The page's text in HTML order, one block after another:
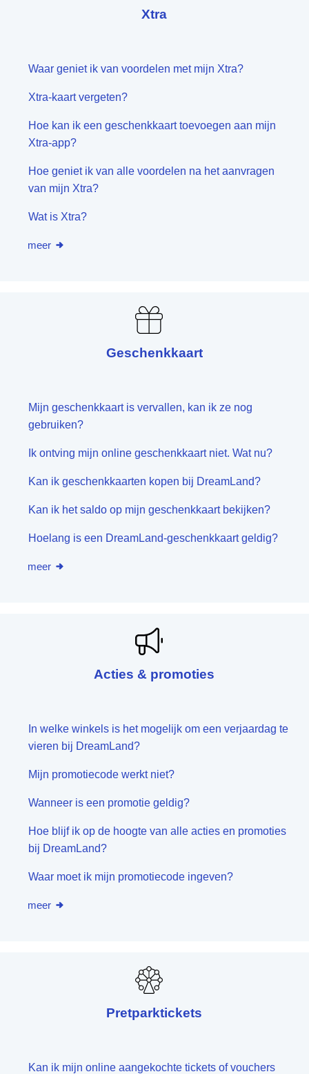
Xtra
Waar geniet ik van voordelen met mijn Xtra?
Xtra-kaart vergeten?
Hoe kan ik een geschenkkaart toevoegen aan mijn
Xtra-app?
Hoe geniet ik van alle voordelen na het aanvragen
van mijn Xtra?
Wat is Xtra?
meer
Geschenkkaart
Mijn geschenkkaart is vervallen, kan ik ze nog
gebruiken?
Ik ontving mijn online geschenkkaart niet. Wat nu?
Kan ik geschenkkaarten kopen bij DreamLand?
Kan ik het saldo op mijn geschenkkaart bekijken?
Hoelang is een DreamLand-geschenkkaart geldig?
meer
Acties & promoties
In welke winkels is het mogelijk om een verjaardag te
vieren bij DreamLand?
Mijn promotiecode werkt niet?
Wanneer is een promotie geldig?
Hoe blijf ik op de hoogte van alle acties en promoties
bij DreamLand?
Waar moet ik mijn promotiecode ingeven?
meer
Pretparktickets
Kan ik mijn online aangekochte tickets of vouchers